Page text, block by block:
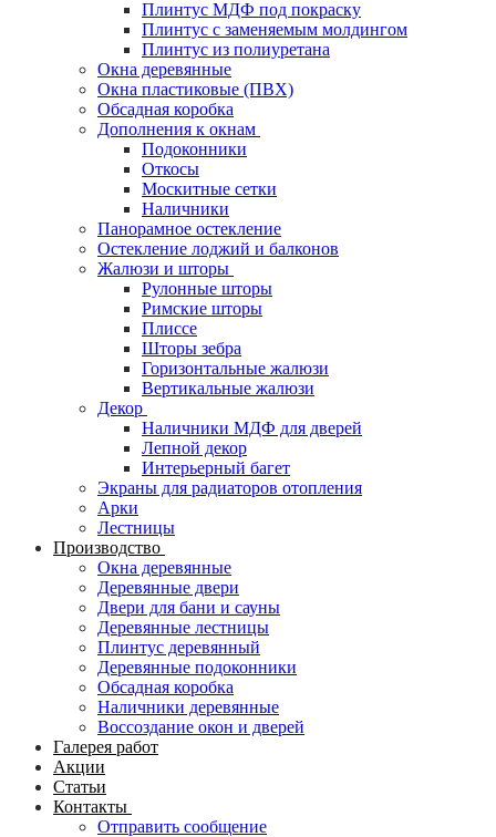
Плинтус МДФ под покраску
Плинтус с заменяемым молдингом
Плинтус из полиуретана
Окна деревянные
Окна пластиковые (ПВХ)
Обсадная коробка
Дополнения к окнам
Подоконники
Откосы
Москитные сетки
Наличники
Панорамное остекление
Остекление лоджий и балконов
Жалюзи и шторы
Рулонные шторы
Римские шторы
Плиссе
Шторы зебра
Горизонтальные жалюзи
Вертикальные жалюзи
Декор
Наличники МДФ для дверей
Лепной декор
Интерьерный багет
Экраны для радиаторов отопления
Арки
Лестницы
Производство
Окна деревянные
Деревянные двери
Двери для бани и сауны
Деревянные лестницы
Плинтус деревянный
Деревянные подоконники
Обсадная коробка
Наличники деревянные
Воссоздание окон и дверей
Галерея работ
Акции
Статьи
Контакты
Отправить сообщение